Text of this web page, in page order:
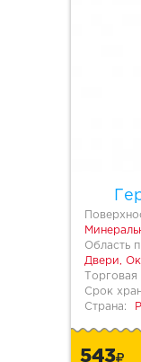
Область
Двери,
Торговая
Срок
Страна:
543